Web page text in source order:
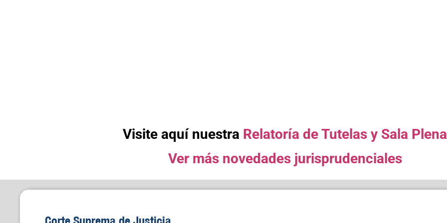
Visite aquí nuestra Relatoría de Tutelas y Sala Plena
Ver más novedades jurisprudenciales